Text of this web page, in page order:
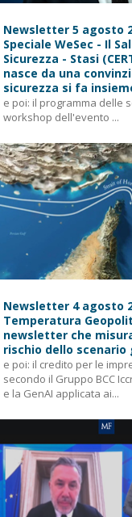
Newsletter 5 agosto
Speciale WeSec - Il
Sicurezza - Stasi
nasce da una
sicurezza si fa
e poi: il programma delle
workshop dell'evento ...
Newsletter 4 agosto
Temperatura
newsletter che
rischio dello scenario
e poi: il credito per le
secondo il Gruppo BCC
e la GenAI applicata ai...